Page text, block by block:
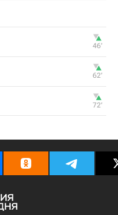
46‎’‎
62‎’‎
72‎’‎